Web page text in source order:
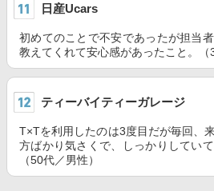
日産Ucars
初めてのことで不安であったが担当
教えてくれて安心感があったこと。（
ティーバイティーガレージ
T×Tを利用したのは3度目だが毎回、
方ばかり気さくで、しっかりしてい
（50代／男性）